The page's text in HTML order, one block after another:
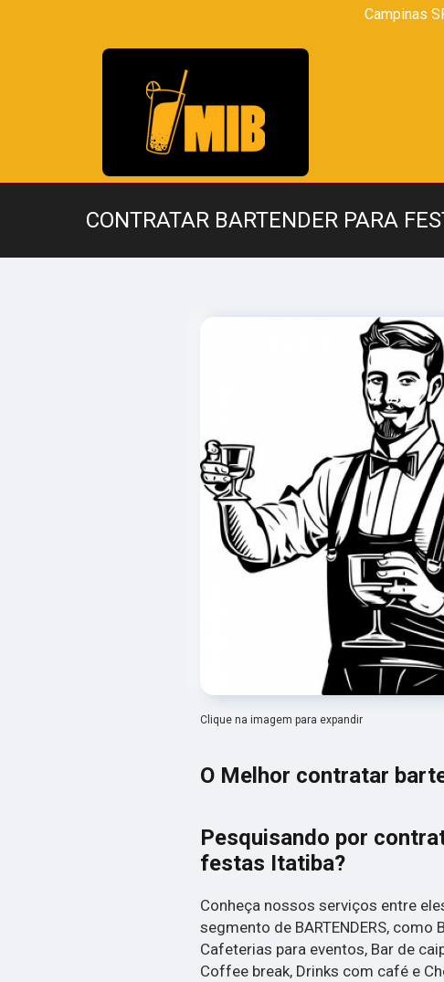
Campinas
CONTRATAR BARTENDER PARA
Clique na imagem para expandir
O Melhor contratar
Pesquisando por
festas Itatiba?
Conheça nossos serviços entre
segmento de BARTENDERS, como
Cafeterias para eventos, Bar de
Coffee break, Drinks com café e